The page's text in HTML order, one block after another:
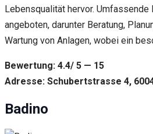
Lebensqualität hervor.
angeboten, darunter Beratung,
Wartung von Anlagen, wobei ein
Bewertung: 4.4/ 5 — 15
Adresse: Schubertstrasse 4,
Badino